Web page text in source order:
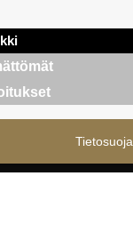
Suomen
Suomen